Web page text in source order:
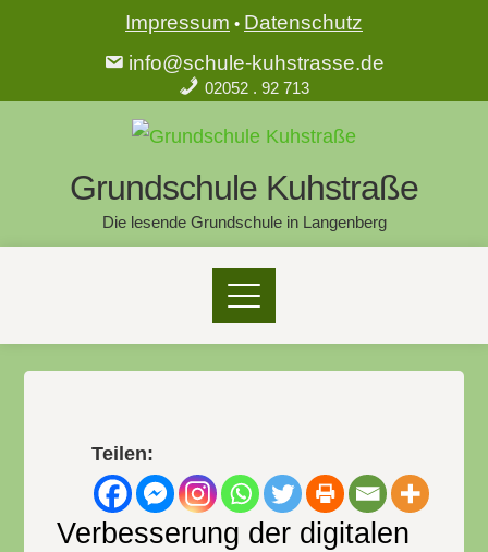
Impressum • Datenschutz
info@schule-kuhstrasse.de
02052 . 92 713
Grundschule Kuhstraße
Die lesende Grundschule in Langenberg
Teilen:
Verbesserung der digitalen